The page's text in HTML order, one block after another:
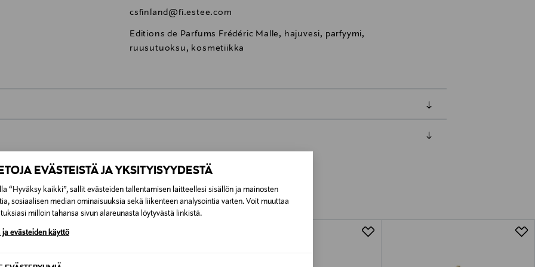
EVÄSTEISTÄ JA YKSITYISYYDESTÄ
“Hyväksy kaikki”, sallit evästeiden tallentamisen laitteellesi sisällön ja mainosten
sosiaalisen median ominaisuuksia sekä liikenteen analysointia varten. Voit muuttaa
milloin tahansa sivun alareunasta löytyvästä linkistä.
ja evästeiden käyttö
csfinland@fi.estee.com
Editions de Parfums Frédéric Malle, hajuvesi, parfyymi,
ruusutuoksu, kosmetiikka
7,90 €–50,00 € kuljetusyhtiöstä ja tuotteen koosta riippuen
Alk. 6,90 €, kun toimitus on saatavilla valittuun osoitteeseen.
palauttaa avaamattomissa alkuperäispakkauksissaan ja palautettavan tuotteen sinetin tulee olla ehjä.
NÄISTÄ